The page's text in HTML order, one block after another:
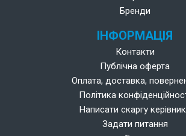
Бренди
ІНФОРМАЦІЯ
Контакти
Публічна оферта
Оплата, доставка,
Політика
Написати скаргу
Задати питання